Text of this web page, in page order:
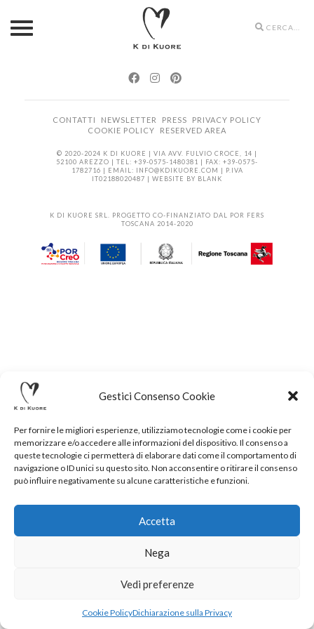
Gestici Consenso Cookie
Per fornire le migliori esperienze, utilizziamo tecnologie come i cookie per
memorizzare e/o accedere alle informazioni del dispositivo. Il consenso a
queste tecnologie ci permetterà di elaborare dati come il comportamento di
navigazione o ID unici su questo sito. Non acconsentire o ritirare il consenso
può influire negativamente su alcune caratteristiche e funzioni.
Accetta
Nega
Vedi preferenze
Cookie PolicyDichiarazione sulla Privacy
Search
CONTATTI NEWSLETTER PRESS
PRIVACY POLICY
COOKIE POLICY
RESERVED AREA
© 2020-2024 K DI KUORE | VIA AVV. FULVIO CROCE, 14 |
52100 AREZZO | TEL: +39-0575-1480381 | FAX: +39-0575-
1782716 | EMAIL: INFO@KDIKUORE.COM | P.IVA
IT02188020487 | WEBSITE BY BLANK
K DI KUORE SRL. PROGETTO CO-FINANZIATO DAL POR FERS
TOSCANA 2014-2020